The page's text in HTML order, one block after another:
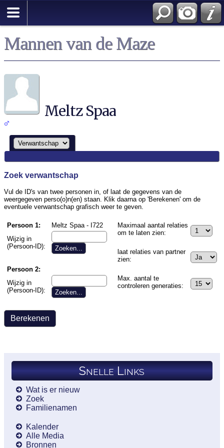
Mannen van de Maze
Meltz Spaa
Zoek verwantschap
Vul de ID's van twee personen in, of laat de gegevens van de
weergegeven perso(o)n(en) staan. Klik daarna op 'Berekenen' om de
eventuele verwantschap grafisch weer te geven.
Persoon 1:
Meltz Spaa - I722
Wijzig in
(Persoon-ID):
Persoon 2:
Wijzig in
(Persoon-ID):
Maximaal aantal relaties
om te laten zien:
laat relaties van partner
zien:
Max. aantal te
controleren generaties:
Snelle Links
Wat is er nieuw
Zoek
Familienamen
Kalender
Alle Media
Bronnen